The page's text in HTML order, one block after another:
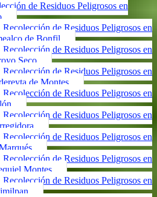
de Residuos Peligrosos en
Recolección de Residuos Peligrosos en
de Bonfil
Recolección de Residuos Peligrosos en
Seco
Recolección de Residuos Peligrosos en
de Montes
Recolección de Residuos Peligrosos en
Recolección de Residuos Peligrosos en
Recolección de Residuos Peligrosos en
Recolección de Residuos Peligrosos en
Montes
Recolección de Residuos Peligrosos en